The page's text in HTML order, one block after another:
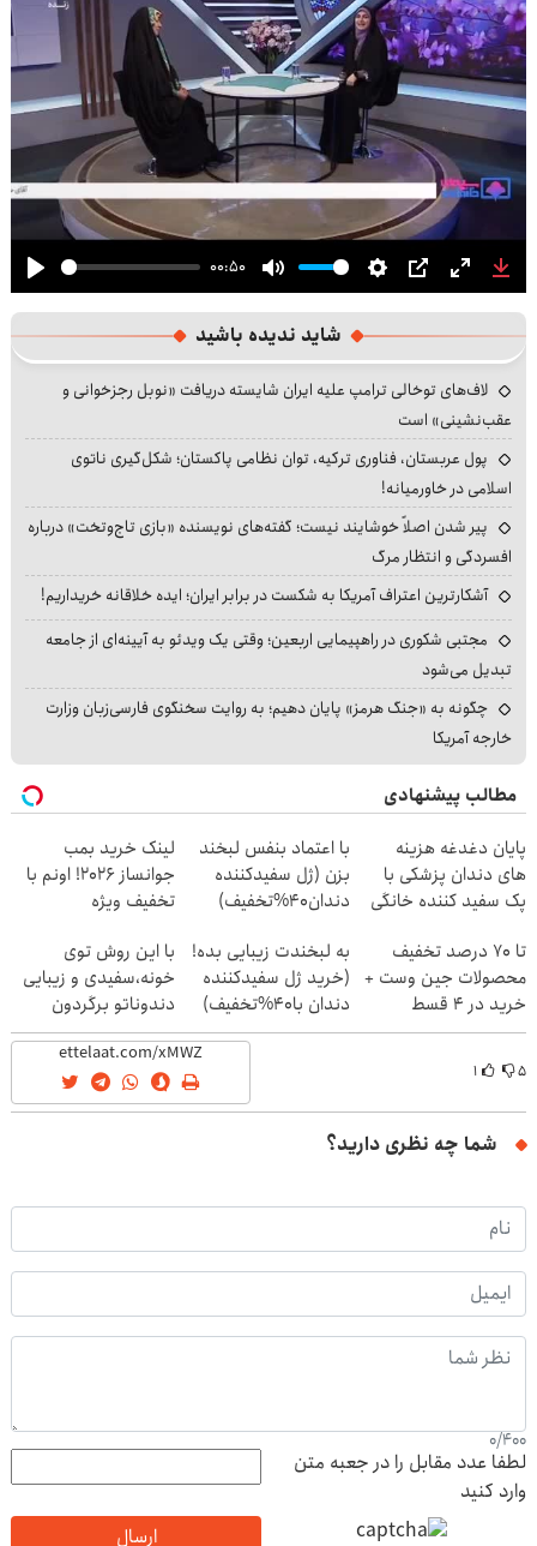
Play
00:50
Mute Settings
PIP Enter
شاید ندیده باشید
لاف‌های توخالی ترامپ علیه ایران شایسته دریافت «نوبل رجزخوانی و
عقب‌نشینی» است
پول عربستان، فناوری ترکیه، توان نظامی پاکستان؛ شکل‌گیری ناتوی
اسلامی در خاورمیانه!
پیر شدن اصلاً خوشایند نیست؛ گفته‌های نویسنده «بازی تاج‌وتخت» درباره
افسردگی و انتظار مرگ
آشکارترین اعتراف آمریکا به شکست در برابر ایران؛ ایده خلاقانه خریداریم!
مجتبی شکوری در راهپیمایی اربعین؛ وقتی یک ویدئو به آیینه‌ای از جامعه
تبدیل می‌شود
چگونه به «جنگ هرمز» پایان دهیم؛ به روایت سخنگوی فارسی‌زبان وزارت
خارجه آمریکا
مطالب پیشنهادی
پایان دغدغه هزینه
های دندان پزشکی با
پک سفید کننده خانگی
با اعتماد بنفس لبخند
بزن (ژل سفیدکننده
دندان40%تخفیف)
لینک خرید بمب
جوانساز 2026! اونم با
تخفیف ویژه
تا 70 درصد تخفیف
محصولات جین وست +
خرید در 4 قسط
به لبخندت زیبایی بده!
(خرید ژل سفیدکننده
دندان با40%تخفیف)
با این روش توی
خونه،سفیدی و زیبایی
دندوناتو برگردون
(40%off)
۵ ۱
شما چه نظری دارید؟
0/400
لطفا عدد مقابل را در جعبه متن
وارد کنید
ارسال